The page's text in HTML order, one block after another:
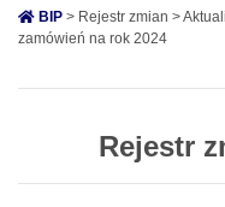
BIP > Rejestr zmian >
zamówień na rok 2024
Rejestr